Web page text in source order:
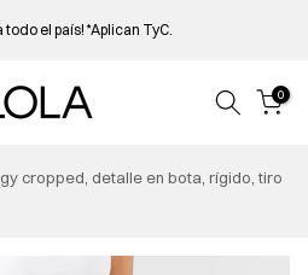
todo el país! *Aplican TyC.
0
cropped, detalle en bota, rígido, tiro